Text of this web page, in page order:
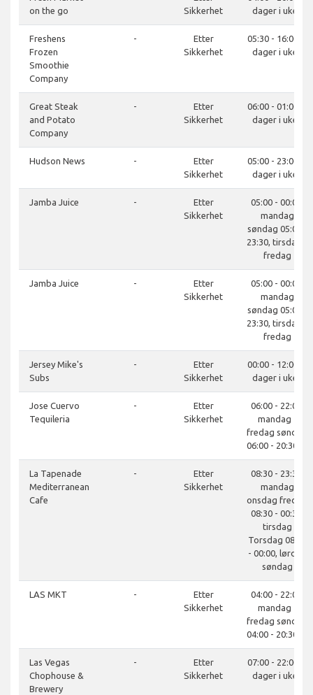
on the go
Sikkerhet
dager i uken
Freshens
Frozen
Smoothie
Company
-
Etter
Sikkerhet
05:30 - 16:00, 7
dager i uken
Great Steak
and Potato
Company
-
Etter
Sikkerhet
06:00 - 01:00, 7
dager i uken
Hudson News -
Etter
Sikkerhet
05:00 - 23:00, 7
dager i uken
Jamba Juice -
Etter
Sikkerhet
05:00 - 00:00,
mandag
søndag 05:00 -
23:30, tirsdag -
fredag
Jamba Juice -
Etter
Sikkerhet
05:00 - 00:00,
mandag
søndag 05:00 -
23:30, tirsdag -
fredag
Jersey Mike's
Subs
-
Etter
Sikkerhet
00:00 - 12:00, 7
dager i uken
Jose Cuervo
Tequileria
-
Etter
Sikkerhet
06:00 - 22:00,
mandag -
fredag søndag
06:00 - 20:30, S
La Tapenade
Mediterranean
Cafe
-
Etter
Sikkerhet
08:30 - 23:30,
mandag
onsdag fredag
08:30 - 00:30,
tirsdag
Torsdag 08:30
- 00:00, lørdag
søndag
LAS MKT -
Etter
Sikkerhet
04:00 - 22:00,
mandag -
fredag søndag
04:00 - 20:30, S
Las Vegas
Chophouse &
Brewery
-
Etter
Sikkerhet
07:00 - 22:00, 7
dager i uken